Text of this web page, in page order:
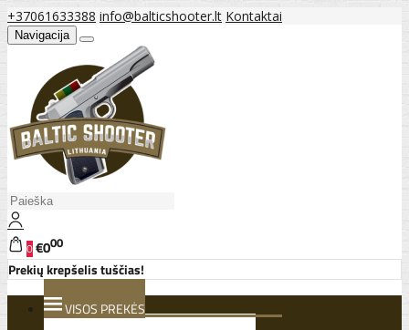
+37061633388 info@balticshooter.lt Kontaktai
Navigacija
0€000
Prekių krepšelis tuščias!
VISOS PREKĖS